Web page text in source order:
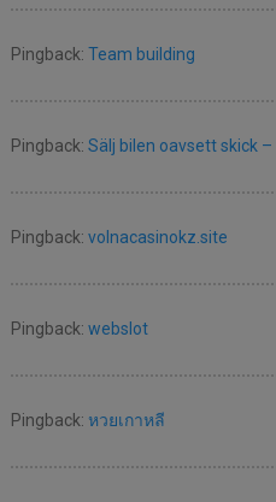
Pingback: Team building
Pingback: Sälj bilen oavsett skick
Pingback: volnacasinokz.site
Pingback: webslot
Pingback: หวยเกาหลี